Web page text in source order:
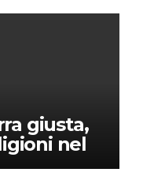
giusta,
nel